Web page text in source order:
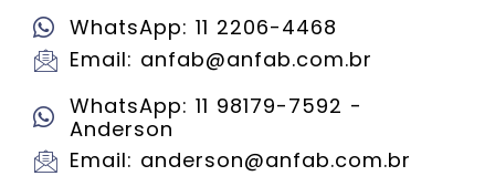
WhatsApp: 11 2206-4468
Email: anfab@anfab.com.br
WhatsApp: 11 98179-7592 -
Anderson
Email: anderson@anfab.com.br